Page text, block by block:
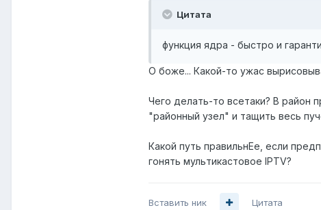
Цитата
функция ядра - быстро и
О боже... Какой-то ужас
Чего делать-то всетаки? В район
"районный узел" и тащить весь
Какой путь правильнЕе, если
гонять мультикастовое IPTV?
Вставить ник Цитата